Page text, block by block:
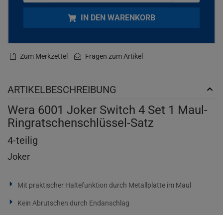
IN DEN WARENKORB
Zum Merkzettel Fragen zum Artikel
ARTIKELBESCHREIBUNG
Wera 6001 Joker Switch 4 Set 1 Maul-
Ringratschenschlüssel-Satz
4-teilig
Joker
Mit praktischer Haltefunktion durch Metallplatte im Maul
Kein Abrutschen durch Endanschlag